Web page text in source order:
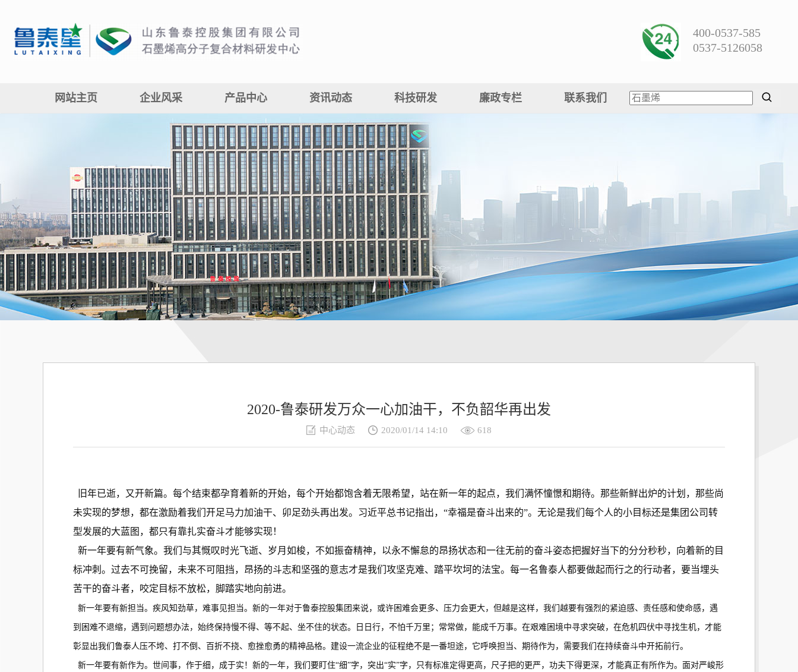
400-0537-585
0537-5126058
网站主页 企业风采 产品中心 资讯动态 科技研发 廉政专栏 联系我们
2020-鲁泰研发万众一心加油干，不负韶华再出发
中心动态 2020/01/14 14:10 618
旧年已逝，又开新篇。每个结束都孕育着新的开始，每个开始都饱含着无限希望，站在新一年的起点，我们满怀憧憬和期待。那些新鲜出炉的计划，那些尚
未实现的梦想，都在激励着我们开足马力加油干、卯足劲头再出发。习近平总书记指出，“幸福是奋斗出来的”。无论是我们每个人的小目标还是集团公司转
型发展的大蓝图，都只有靠扎实奋斗才能够实现！
新一年要有新气象。我们与其慨叹时光飞逝、岁月如梭，不如振奋精神，以永不懈怠的昂扬状态和一往无前的奋斗姿态把握好当下的分分秒秒，向着新的目
标冲刺。过去不可挽留，未来不可阻挡，昂扬的斗志和坚强的意志才是我们攻坚克难、踏平坎坷的法宝。每一名鲁泰人都要做起而行之的行动者，要当埋头
苦干的奋斗者，咬定目标不放松，脚踏实地向前进。
新一年要有新担当。疾风知劲草，难事见担当。新的一年对于鲁泰控股集团来说，或许困难会更多、压力会更大，但越是这样，我们越要有强烈的紧迫感、责任感和使命感，遇
到困难不退缩，遇到问题想办法，始终保持慢不得、等不起、坐不住的状态。日日行，不怕千万里；常常做，能成千万事。在艰难困境中寻求突破，在危机四伏中寻找生机，才能
彰显出我们鲁泰人压不垮、打不倒、百折不挠、愈挫愈勇的精神品格。建设一流企业的征程绝不是一番坦途，它呼唤担当、期待作为，需要我们在持续奋斗中开拓前行。
新一年要有新作为。世间事，作于细，成于实！新的一年，我们要盯住“细”字，突出“实”字，只有标准定得更高，尺子把的更严，功夫下得更深，才能真正有所作为。面对严峻形